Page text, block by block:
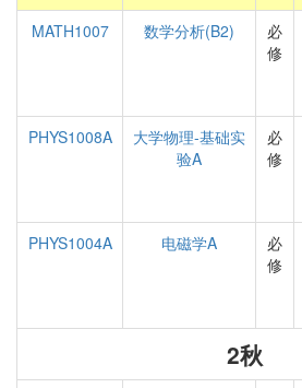
MATH1007
数学分析(B2)
必
修
PHYS1008A
大学物理-基础实
验A
必
修
PHYS1004A
电磁学A
必
修
2秋